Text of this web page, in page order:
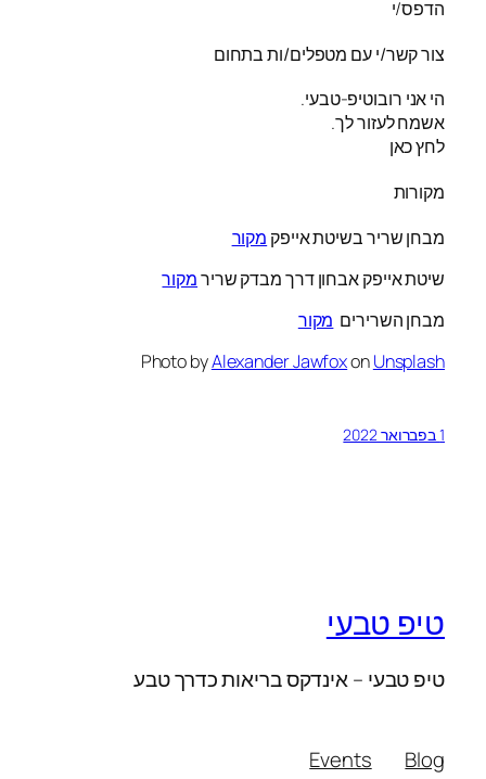
הדפס/י
צור קשר/י עם מטפלים/ות בתחום
הי אני רובוטיפ-טבעי.
אשמח לעזור לך.
לחץ כאן
מקורות
מבחן שריר בשיטת אייפק מקור
שיטת אייפק אבחון דרך מבדק שרירמקור
מבחן השרירים מקור
Photo byAlexander JawfoxonUnsplash
1 בפברואר 2022
טיפ טבעי
טיפ טבעי – אינדקס בריאות כדרך טבע
Blog
Events